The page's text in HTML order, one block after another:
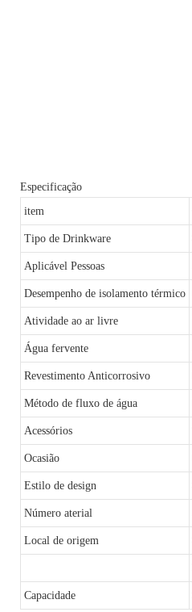
Especificação
item
Tipo de Drinkware
Aplicável Pessoas
Desempenho de isolamento térmico
Atividade ao ar livre
Água fervente
Revestimento Anticorrosivo
Método de fluxo de água
Acessórios
Ocasião
Estilo de design
Número aterial
Local de origem
Capacidade